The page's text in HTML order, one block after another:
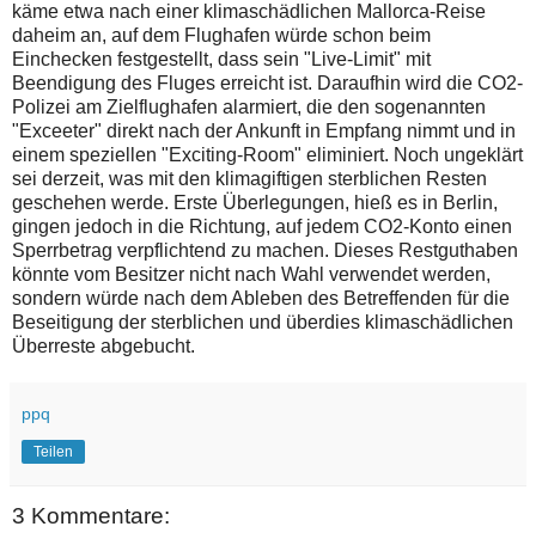
käme etwa nach einer klimaschädlichen Mallorca-Reise
daheim an, auf dem Flughafen würde schon beim
Einchecken festgestellt, dass sein "Live-Limit" mit
Beendigung des Fluges erreicht ist. Daraufhin wird die CO2-
Polizei am Zielflughafen alarmiert, die den sogenannten
"Exceeter" direkt nach der Ankunft in Empfang nimmt und in
einem speziellen "Exciting-Room" eliminiert. Noch ungeklärt
sei derzeit, was mit den klimagiftigen sterblichen Resten
geschehen werde. Erste Überlegungen, hieß es in Berlin,
gingen jedoch in die Richtung, auf jedem CO2-Konto einen
Sperrbetrag verpflichtend zu machen. Dieses Restguthaben
könnte vom Besitzer nicht nach Wahl verwendet werden,
sondern würde nach dem Ableben des Betreffenden für die
Beseitigung der sterblichen und überdies klimaschädlichen
Überreste abgebucht.
ppq
Teilen
3 Kommentare: